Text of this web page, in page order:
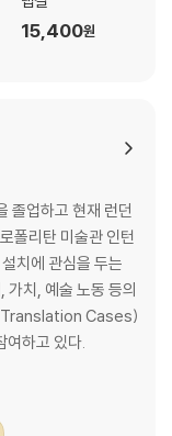
15,400원
졸업하고 현재 런던
폴리탄 미술관 인턴
치에 관심을 두는
가치, 예술 노동 등의
(Translation Cases)
여하고 있다.